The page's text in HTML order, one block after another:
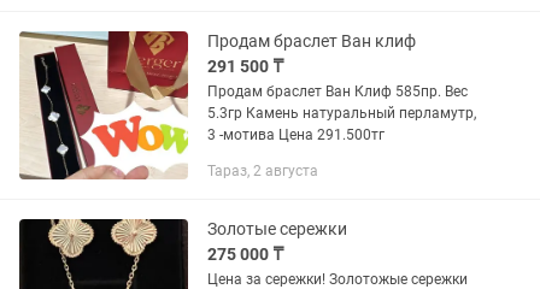
Продам браслет Ван клиф
291 500 ₸
Продам браслет Ван Клиф 585пр. Вес
5.3гр Камень натуральный перламутр,
3 -мотива Цена 291.500тг
Тараз, 2 августа
Золотые сережки
275 000 ₸
Цена за сережки! Золотожые сережки